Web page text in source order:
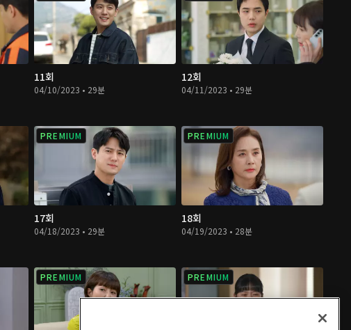
11회
04/10/2023 • 29분
12회
04/11/2023 • 29분
PREMIUM
17회
04/18/2023 • 29분
PREMIUM
18회
04/19/2023 • 28분
PREMIUM PREMIUM